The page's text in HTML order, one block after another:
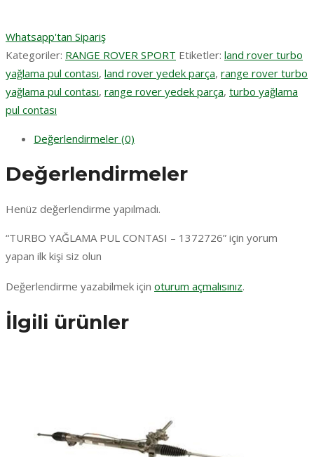
Whatsapp'tan Sipariş
Kategoriler: RANGE ROVER SPORT Etiketler: land rover turbo
yağlama pul contası, land rover yedek parça, range rover turbo
yağlama pul contası, range rover yedek parça, turbo yağlama
pul contası
Değerlendirmeler (0)
Değerlendirmeler
Henüz değerlendirme yapılmadı.
“TURBO YAĞLAMA PUL CONTASI – 1372726” için yorum
yapan ilk kişi siz olun
Değerlendirme yazabilmek için oturum açmalısınız.
İlgili ürünler